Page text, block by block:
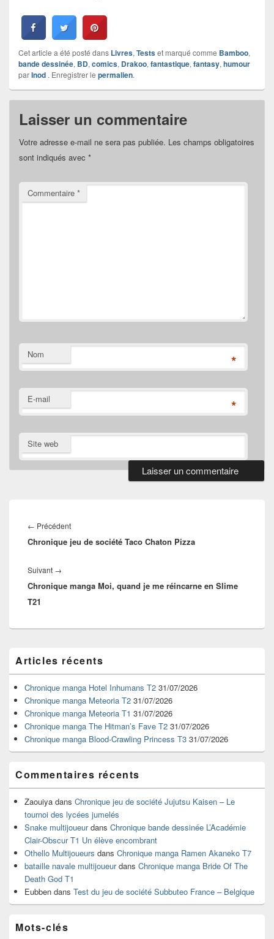
Cet article a été posté dans Livres, Testset marqué comme Bamboo,
bande dessinée, BD, comics, Drakoo, fantastique, fantasy, humour
parInod . Enregistrer le permalien.
Laisser un commentaire
Votre adresse e-mail ne sera pas publiée. Les champs obligatoires
sont indiqués avec *
Commentaire *
Nom *
E-mail *
Site web
de
l’article
← PrécédentArticle
précédent :
Chronique jeu de société Taco Chaton Pizza
Suivant →
suivant :
Chronique manga Moi, quand je me réincarne en Slime
T21
principale
de
widget
pour
barre
latérale
Articles récents
Chronique manga Hotel Inhumans T2 31/07/2026
Chronique manga Meteoria T2 31/07/2026
Chronique manga Meteoria T1 31/07/2026
Chronique manga The Hitman’s Fave T2 31/07/2026
Chronique manga Blood-Crawling Princess T3 31/07/2026
Commentaires récents
Zaouiya dans Chronique jeu de société Jujutsu Kaisen – Le
tournoi des lycées jumelés
Snake multijoueurdans Chronique bande dessinée L’Académie
Clair-Obscur T1 Un élève encombrant
Othello Multijoueurs dans Chronique manga Ramen Akaneko T7
bataille navale multijoueurdans Chronique manga Bride Of The
Death God T1
Eubben dans Test du jeu de société Subbuteo France – Belgique
Mots-clés